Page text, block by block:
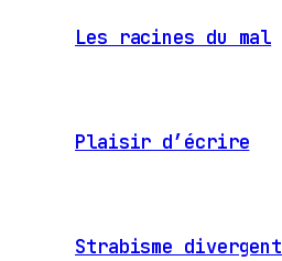
Les racines du mal
Plaisir d’écrire
Strabisme divergent